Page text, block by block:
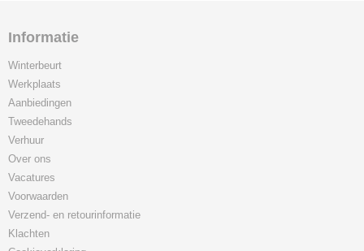
Informatie
Winterbeurt
Werkplaats
Aanbiedingen
Tweedehands
Verhuur
Over ons
Vacatures
Voorwaarden
Verzend- en retourinformatie
Klachten